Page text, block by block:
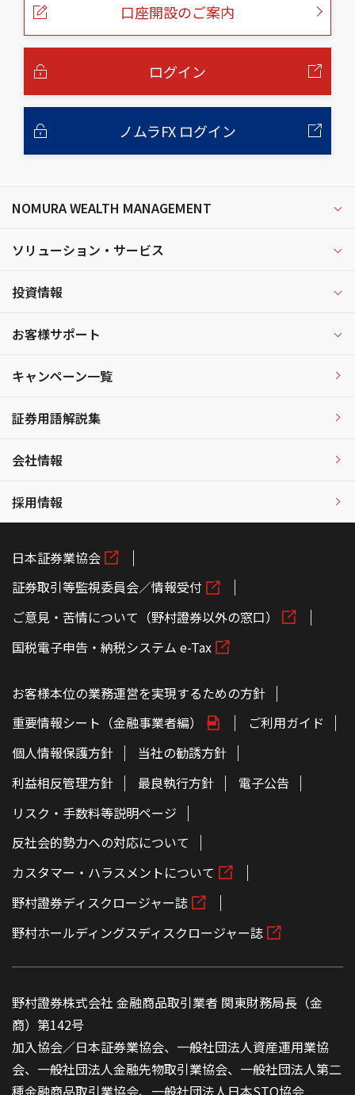
口座開設のご案内
ログイン
ノムラFX ログイン
NOMURA WEALTH MANAGEMENT
ソリューション・サービス
投資情報
お客様サポート
キャンペーン一覧
証券用語解説集
会社情報
採用情報
日本証券業協会
証券取引等監視委員会／情報受付
ご意見・苦情について（野村證券以外の窓口）
国税電子申告・納税システム e-Tax
お客様本位の業務運営を実現するための方針
重要情報シート（金融事業者編）
ご利用ガイド
個人情報保護方針
当社の勧誘方針
利益相反管理方針
最良執行方針
電子公告
リスク・手数料等説明ページ
反社会的勢力への対応について
カスタマー・ハラスメントについて
野村證券ディスクロージャー誌
野村ホールディングスディスクロージャー誌
野村證券株式会社 金融商品取引業者 関東財務局長（金
商）第142号
加入協会／日本証券業協会、一般社団法人資産運用業協
会、一般社団法人金融先物取引業協会、一般社団法人第二